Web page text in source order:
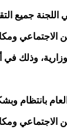
جميع
الاجتماعي
وذلك
العام بانتظام
الاجتماعي